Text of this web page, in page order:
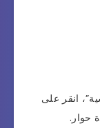
انقر على
حوار.